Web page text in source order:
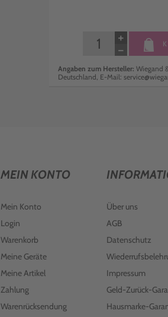
−
+
Angaben zum Hersteller: Wiegand
Deutschland, E-Mail:
MEIN KONTO
Mein Konto
Login
Warenkorb
Meine Geräte
Meine Artikel
Zahlung
Warenrücksendung
Über uns
AGB
Datenschutz
Impressum
Geld-Zurück-
Hausmarke-